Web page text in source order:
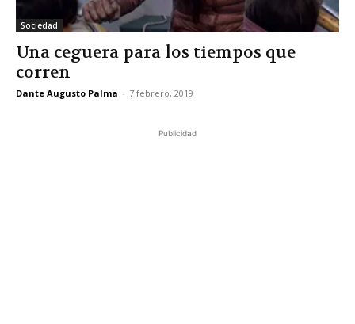
Sociedad
Una ceguera para los tiempos que
corren
Dante Augusto Palma - 7 febrero, 2019
Publicidad